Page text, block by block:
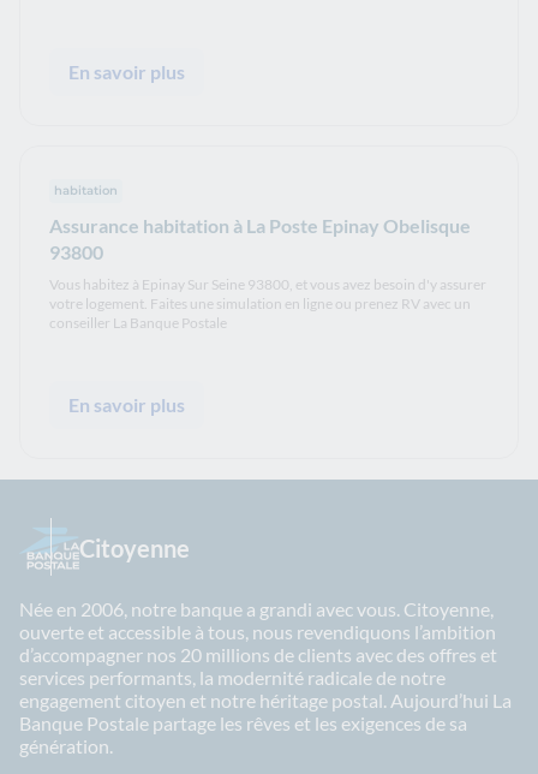
En savoir plus
Assurance habitation à La Poste Epinay Obelisque
93800
habitation
Vous habitez à Epinay Sur Seine 93800, et vous avez besoin d'y assurer
votre logement. Faites une simulation en ligne ou prenez RV avec un
conseiller La Banque Postale
En savoir plus
Citoyenne
Née en 2006, notre banque a grandi avec vous. Citoyenne,
ouverte et accessible à tous, nous revendiquons l’ambition
d’accompagner nos 20 millions de clients avec des offres et
services performants, la modernité radicale de notre
engagement citoyen et notre héritage postal. Aujourd’hui La
Banque Postale partage les rêves et les exigences de sa
génération.